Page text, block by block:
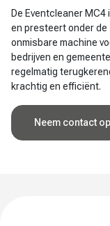
De Eventcleaner
en presteert onder de
onmisbare machine
bedrijven en
regelmatig
krachtig en efficiënt.
Neem contact op